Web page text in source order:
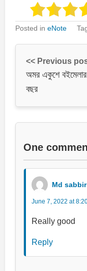
Posted in eNote
<< Previous
অমর একুশে
বছর
One
Md
June 7, 2022 at
Really good
Reply